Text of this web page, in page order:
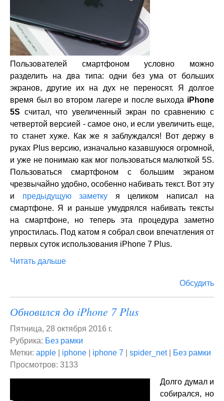
Пользователей смартфоном условно можно
разделить на два типа: одни без ума от больших
экранов, другие их на дух не переносят. Я долгое
время был во втором лагере и после выхода iPhone
5S считал, что увеличенный экран по сравнению с
четвертой версией - самое оно, и если увеличить еще,
то станет хуже. Как же я заблуждался! Вот держу в
руках Plus версию, изначально казавшуюся огромной,
и уже не понимаю как мог пользоваться малюткой 5S.
Пользоваться смартфоном с большим экраном
чрезвычайно удобно, особенно набивать текст. Вот эту
и предыдущую заметку я целиком написал на
смартфоне. Я и раньше умудрялся набивать тексты
на смартфоне, но теперь эта процедура заметно
упростилась. Под катом я собрал свои впечатления от
первых суток использования iPhone 7 Plus.
Читать дальше
Обсудить
Обновился до iPhone 7 Plus
Пятница, 28 октября 2016 г.
Рубрика: Без рамки
Метки: apple iphone iphone 7 spider_net|
Без рамки
Просмотров: 3133
Долго думал и
собирался, но